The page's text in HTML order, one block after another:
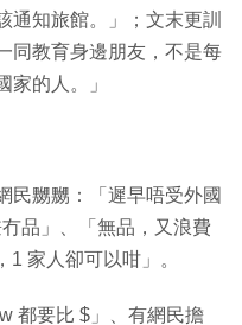
通知旅館。」；文末更訓
同教育身邊朋友，不是每
家的人。」
民嬲嬲：「遲早唔受外國
品」、「無品，又浪費
家人卻可以咁」。
都要比 $」、有網民擔